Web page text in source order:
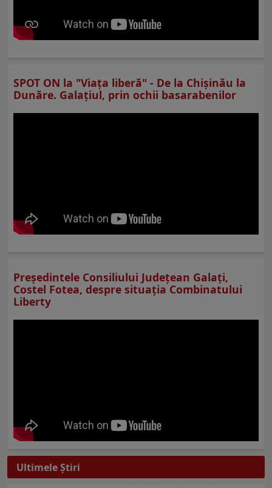
SPOT ON la "Viaţa liberă" - De la Chișinău la
Dunăre. Galațiul, prin ochii basarabenilor
Preşedintele Consiliului Judeţean Galaţi,
Costel Fotea, despre situaţia Combinatului
Liberty
Ultimele Ştiri